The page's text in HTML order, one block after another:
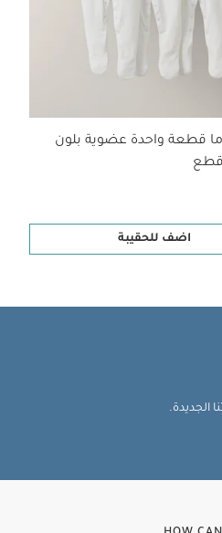
قطعة واحدة عضوية بلون
اضف للحقيبة
الجديدة.